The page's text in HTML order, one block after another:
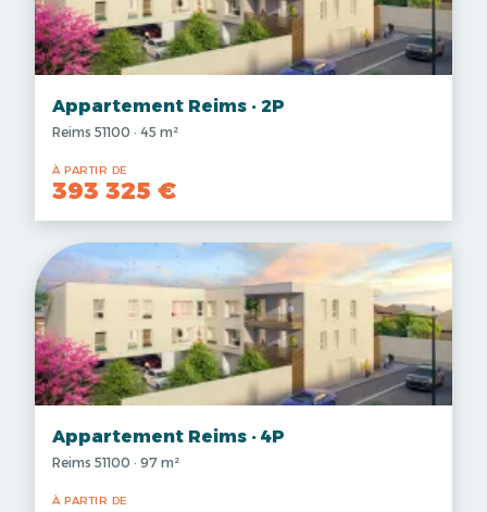
Appartement Reims · 2P
Reims 51100 · 45 m²
À PARTIR DE
393 325 €
Appartement Reims · 4P
Reims 51100 · 97 m²
À PARTIR DE